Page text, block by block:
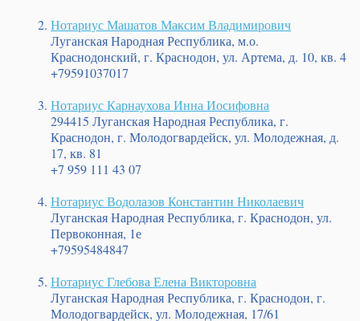
Нотариус Машатов Максим Владимирович
Луганская Народная Республика, м.о.
Краснодонский, г. Краснодон, ул. Артема, д. 10, кв. 4
+79591037017
Нотариус Карнаухова Инна Иосифовна
294415 Луганская Народная Республика, г.
Краснодон, г. Молодогвардейск, ул. Молодежная, д.
17, кв. 81
+7 959 111 43 07
Нотариус Водолазов Константин Николаевич
Луганская Народная Республика, г. Краснодон, ул.
Первоконная, 1е
+79595484847
Нотариус Глебова Елена Викторовна
Луганская Народная Республика, г. Краснодон, г.
Молодогвардейск, ул. Молодежная, 17/61